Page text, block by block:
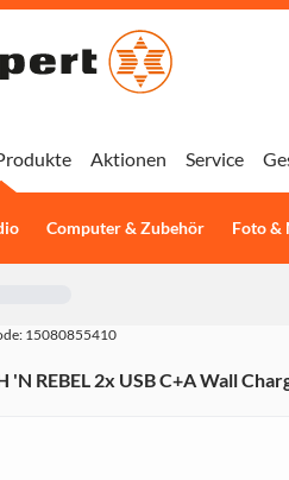
Computer & Zubehör Foto &
Aktionen Service
15080855410
'N REBEL 2x USB C+A Wall